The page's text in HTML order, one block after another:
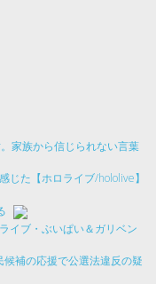
家族から信じられない言葉
じた【ホロライブ/hololive】
イブ・ぶいぱい＆ガリベン
補の応援で公選法違反の疑